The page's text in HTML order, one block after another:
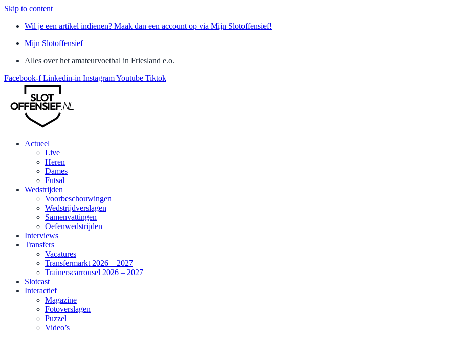
Skip to content
Wil je een artikel indienen? Maak dan een account op via Mijn Slotoffensief!
Mijn Slotoffensief
Alles over het amateurvoetbal in Friesland e.o.
Facebook-f Linkedin-in InstagramYoutube Tiktok
Actueel
Live
Heren
Dames
Futsal
Wedstrijden
Voorbeschouwingen
Wedstrijdverslagen
Samenvattingen
Oefenwedstrijden
Interviews
Transfers
Vacatures
Transfermarkt 2026 – 2027
Trainerscarrousel 2026 – 2027
Slotcast
Interactief
Magazine
Fotoverslagen
Puzzel
Video’s